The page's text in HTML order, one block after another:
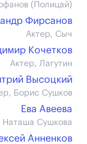
(Полицай)
Фирсанов
Актер, Сыч
Кочетков
Актер, Лагутин
Высоцкий
Борис Сушков
Ева Авеева
Наташа Сушкова
Анненков